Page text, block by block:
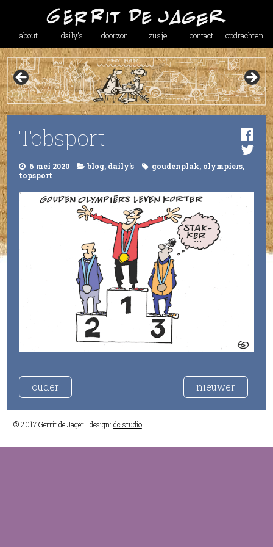
about daily’s doorzon zusje contact opdrachten
Tobsport
6 mei 2020 blog, daily's goudenplak, olympiers,
topsport
ouder nieuwer
© 2017 Gerrit de Jager | design: dc studio